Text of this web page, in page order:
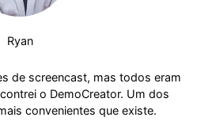
Ryan
de screencast, mas todos eram
o DemoCreator. Um dos
convenientes que existe.